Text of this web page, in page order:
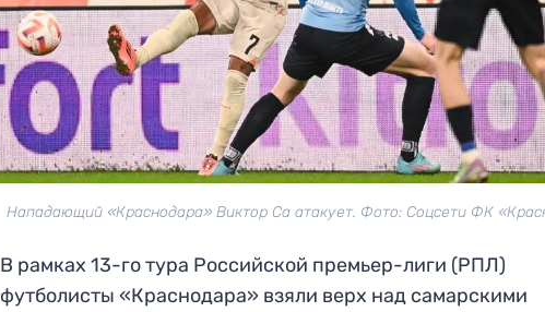
Нападающий «Краснодара» Виктор Са атакует. Фото: Соцсети ФК
В рамках 13-го тура Российской премьер-лиги (РПЛ)
футболисты «Краснодара» взяли верх над самарскими